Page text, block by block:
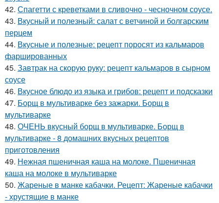
42. Спагетти с креветками в сливочно - чесночном соусе.
43. Вкусный и полезный: салат с ветчиной и болгарским
перцем
44. Вкусные и полезные: рецепт поросят из кальмаров
фаршированных
45. Завтрак на скорую руку: рецепт кальмаров в сырном
соусе
46. Вкусное блюдо из языка и грибов: рецепт и подсказки
47. Борщ в мультиварке без зажарки. Борщ в
мультиварке
48. ОЧЕНЬ вкусный борщ в мультиварке. Борщ в
мультиварке - 8 домашних вкусных рецептов
приготовления
49. Нежная пшеничная каша на молоке. Пшеничная
каша на молоке в мультиварке
50. Жареные в манке кабачки. Рецепт: Жареные кабачки
- хрустящие в манке